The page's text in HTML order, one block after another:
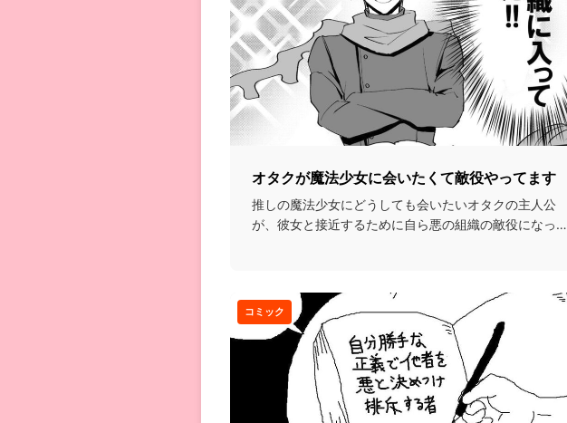
オタクが魔法少女に会いたくて敵役やってます
推しの魔法少女にどうしても会いたいオタクの主人公
が、彼女と接近するために自ら悪の組織の敵役になって
コミック